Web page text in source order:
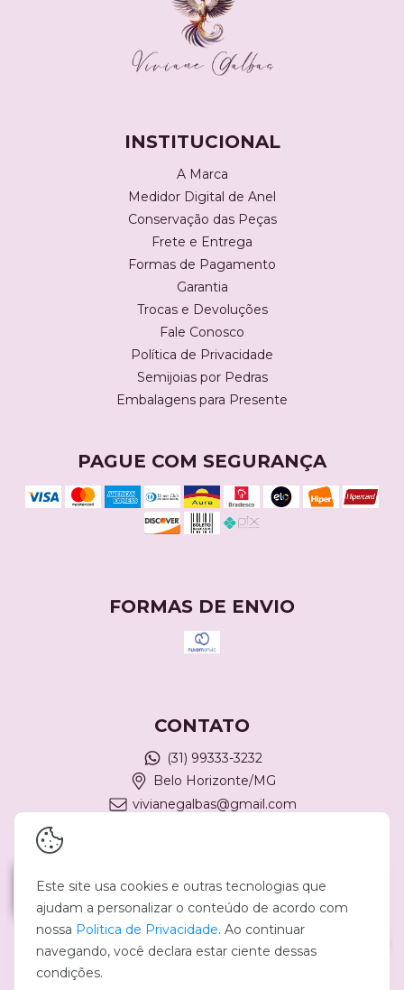
INSTITUCIONAL
A Marca
Medidor Digital de Anel
Conservação das Peças
Frete e Entrega
Formas de Pagamento
Garantia
Trocas e Devoluções
Fale Conosco
Política de Privacidade
Semijoias por Pedras
Embalagens para Presente
PAGUE COM SEGURANÇA
FORMAS DE ENVIO
CONTATO
(31) 99333-3232
Belo Horizonte/MG
vivianegalbas@gmail.com
Este site usa cookies e outras tecnologias que
ajudam a personalizar o conteúdo de acordo com
nossa Politica de Privacidade. Ao continuar
navegando, você declara estar ciente dessas
condições.